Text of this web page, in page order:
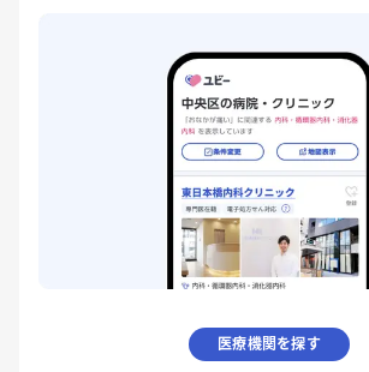
医療機関を探す